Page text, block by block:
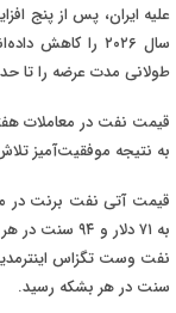
علیه ایران، پس از پنج
سال ۲۰۲۶ را کاهش
طولانی مدت عرضه را تا
قیمت نفت در معاملات
به نتیجه موفقیت‌آمیز
قیمت آتی نفت برنت در
سنت در هر بشکه رسید.